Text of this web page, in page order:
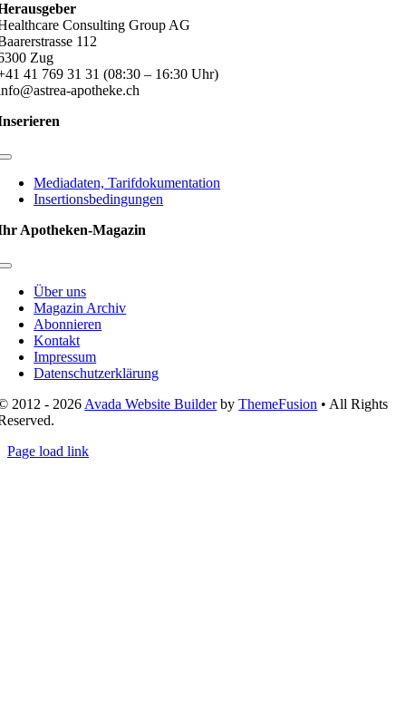
Consulting Group AG
112
Zug
41 769 31 31 (08:30 – 16:30 Uhr)
apotheke.ch
Toggle
NavigationMediadaten, Tarifdokumentation
Insertionsbedingungen
Apotheken-Magazin
Toggle
NavigationÜber uns
Magazin Archiv
Abonnieren
Kontakt
Impressum
Datenschutzerklärung
2012 - 2026 Avada Website BuilderbyThemeFusion • All Rights
Page load link